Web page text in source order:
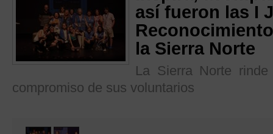
así fueron las I
la Sierra Norte
La Sierra Norte
compromiso de sus voluntarios